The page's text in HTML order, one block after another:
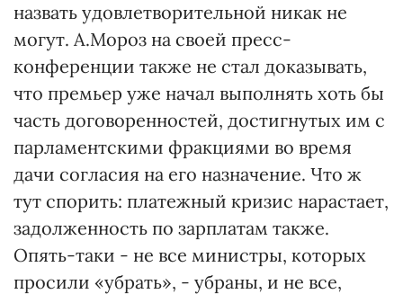
назвать удовлетворительной никак не
могут. А.Мороз на своей пресс-
конференции также не стал доказывать,
что премьер уже начал выполнять хоть бы
часть договоренностей, достигнутых им с
парламентскими фракциями во время
дачи согласия на его назначение. Что ж
тут спорить: платежный кризис нарастает,
задолженность по зарплатам также.
Опять-таки - не все министры, которых
просили «убрать», - убраны, и не все,